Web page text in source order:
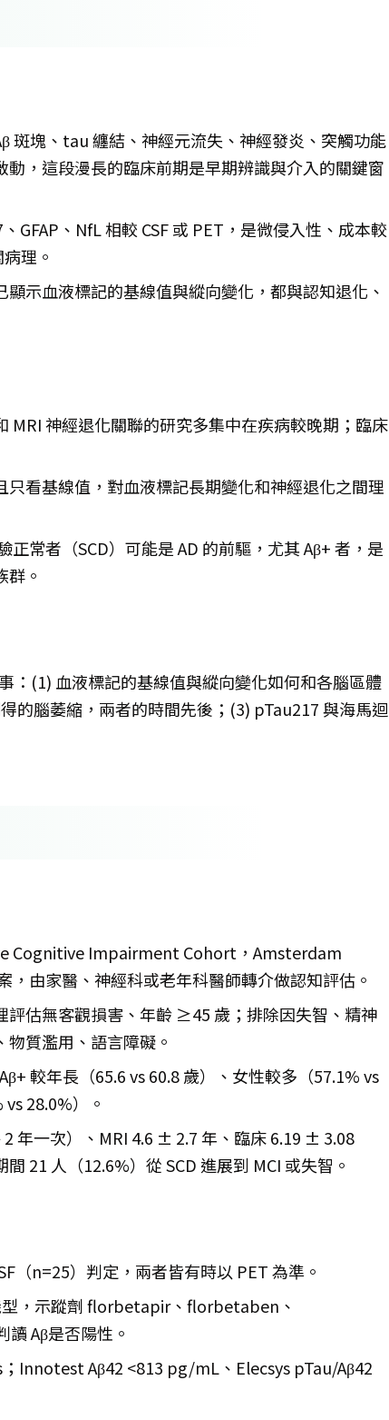
斑塊、tau 纏結、神經元流失、神經發炎、突觸功能
，這段漫長的臨床前期是早期辨識與介入的關鍵窗
GFAP、NfL 相較 CSF 或 PET，是微侵入性、成本較
理。
顯示血液標記的基線值與縱向變化，都與認知退化、
MRI 神經退化關聯的研究多集中在疾病較晚期；臨床
只看基線值，對血液標記長期變化和神經退化之間理
正常者（SCD）可能是 AD 的前驅，尤其 Aβ+ 者，是
。
：(1) 血液標記的基線值與縱向變化如何和各腦區體
的腦萎縮，兩者的時間先後；(3) pTau217 與海馬迴
Cognitive Impairment Cohort，Amsterdam
由家醫、神經科或老年科醫師轉介做認知評估。
評估無客觀損害、年齡 ≥45 歲；排除因失智、精神
質濫用、語言障礙。
較年長（65.6 vs 60.8 歲）、女性較多（57.1% vs
28.0%）。
年一次）、MRI 4.6 ± 2.7 年、臨床 6.19 ± 3.08
21 人（12.6%）從 SCD 進展到 MCI 或失智。
（n=25）判定，兩者皆有時以 PET 為準。
型，示蹤劑 florbetapir、florbetaben、
Aβ是否陽性。
Innotest Aβ42 <813 pg/mL、Elecsys pTau/Aβ42